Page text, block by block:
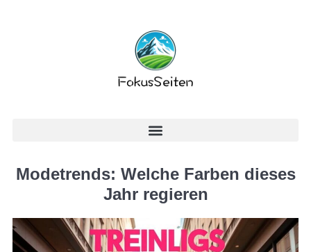
Modetrends: Welche Farben dieses
Jahr regieren